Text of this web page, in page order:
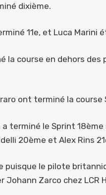
dixième.
11e, et Luca Marini
la course en dehors des
ont terminé la course
terminé le Sprint
20ème et Alex Rins
le pilote
Johann Zarco chez LCR